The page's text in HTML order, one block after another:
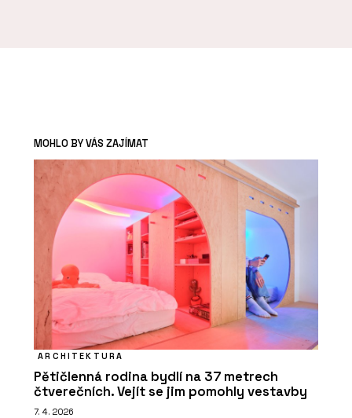
MOHLO BY VÁS ZAJÍMAT
ARCHITEKTURA
Pětičlenná rodina bydlí na 37 metrech
čtverečních. Vejít se jim pomohly vestavby
7. 4. 2026